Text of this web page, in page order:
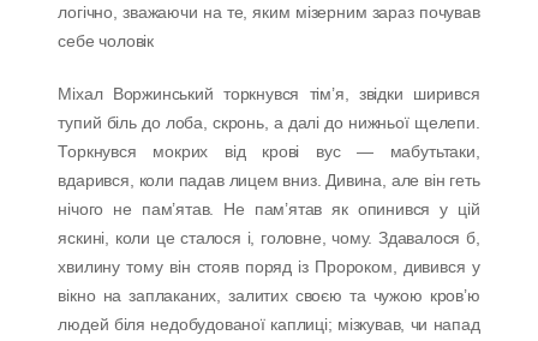
логічно, зважаючи на те, яким мізерним зараз почував
себе чоловік
Міхал Воржинський торкнувся тім’я, звідки ширився
тупий біль до лоба, скронь, а далі до нижньої щелепи.
Торкнувся мокрих від крові вус — мабутьтаки,
вдарився, коли падав лицем вниз. Дивина, але він геть
нічого не пам’ятав. Не пам’ятав як опинився у цій
яскині, коли це сталося і, головне, чому. Здавалося б,
хвилину тому він стояв поряд із Пророком, дивився у
вікно на заплаканих, залитих своєю та чужою кров’ю
людей біля недобудованої каплиці; мізкував, чи напад